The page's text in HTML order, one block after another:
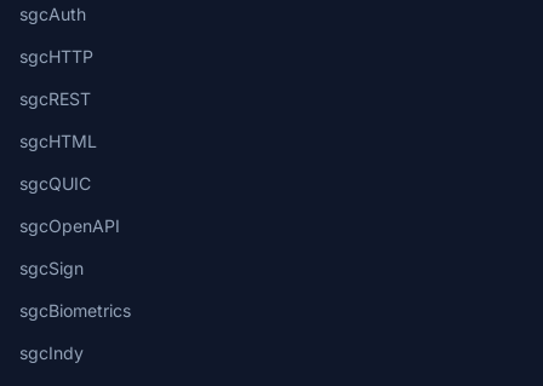
sgcAuth
sgcHTTP
sgcREST
sgcHTML
sgcQUIC
sgcOpenAPI
sgcSign
sgcBiometrics
sgcIndy